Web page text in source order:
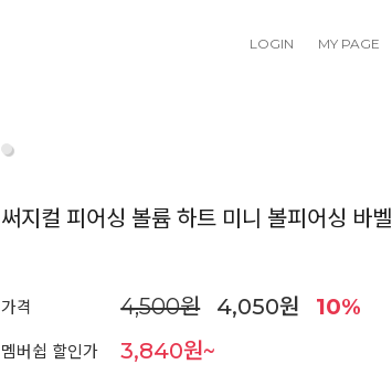
LOGIN MY PAGE
써지컬 피어싱 볼륨 하트 미니 볼피어싱 바벨
가격 4,500원 4,050원 10%
멤버쉽 할인가 3,840원~